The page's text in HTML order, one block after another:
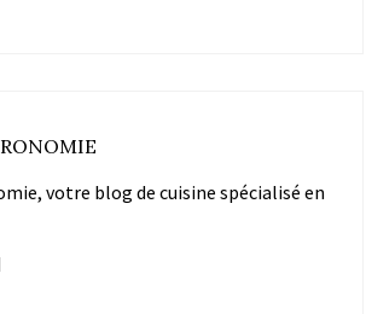
votre blog de cuisine spécialisé en